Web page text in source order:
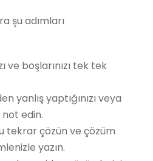
şu adımları
ve boşlarınızı tek tek
yanlış yaptığınızı veya
not edin.
tekrar çözün ve çözüm
yazın.